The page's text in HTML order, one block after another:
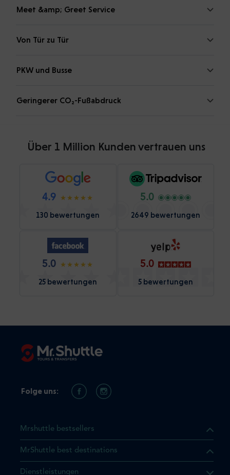
Meet &amp; Greet Service
Von Tür zu Tür
PKW und Busse
Geringerer CO₂-Fußabdruck
Über 1 Million Kunden vertrauen uns
4.9
130 bewertungen
5.0
2649 bewertungen
5.0
25 bewertungen
5.0
5 bewertungen
dass sich das Produkt, das
Mrshuttle bestsellers
MrShuttle best destinations
Dienstleistungen
Folge uns: